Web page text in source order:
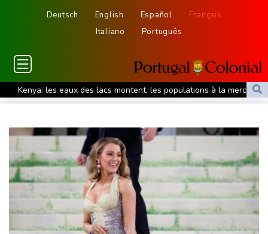
Deutsch English Español
Français
Italiano
Português
Kenya: les eaux des lacs montent, les populations à la merci des
crocodiles
modèle apaisant bientôt copié
Masters 1000 de Montréal: Fils évite le piège Svajda, Monfils fait
ses adieux
Corse: le FLNC rejette le projet d'autonomie et menace les non-
Corses venant vivre dans l'île
L'Iran dit s'être accordé avec Oman sur Ormuz, mais la